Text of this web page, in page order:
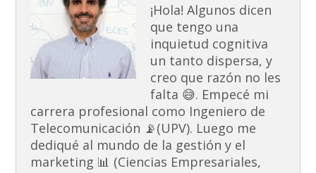
¡Hola! Algunos dicen
que tengo una
inquietud cognitiva
un tanto dispersa, y
creo que razón no les
falta 😅. Empecé mi
carrera profesional como Ingeniero de
Telecomunicación 📡(UPV). Luego me
dediqué al mundo de la gestión y el
marketing 📊 (Ciencias Empresariales,